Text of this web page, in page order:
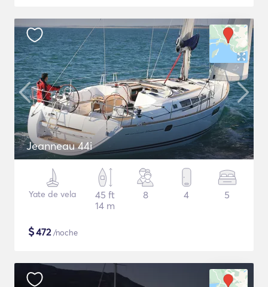
Jeanneau 44i
Yate de vela
45 ft
14 m
8 4 5
$472/noche